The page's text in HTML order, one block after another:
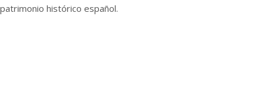
patrimonio histórico español.